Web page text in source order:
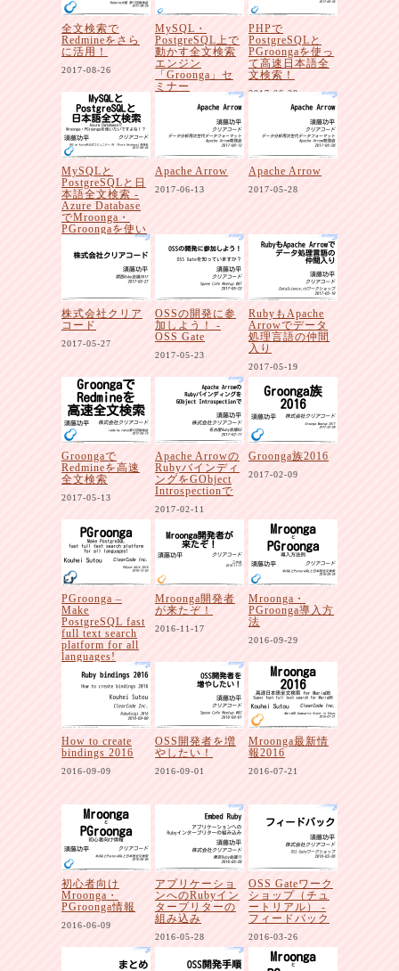
全文検索で
Redmineをさら
に活用！
2017-08-26
MySQL・
PostgreSQL上で
動かす全文検索
エンジン
「Groonga」セ
ミナー
2017-08-01
PHPで
PostgreSQLと
PGroongaを使っ
て高速日本語全
文検索！
2017-06-28
MySQLと
PostgreSQLと日
本語全文検索 -
Azure Database
でMroonga・
PGroongaを使い
ね！？
Apache Arrow
2017-06-13
Apache Arrow
2017-05-28
株式会社クリア
コード
2017-05-27
OSSの開発に参
加しよう！ -
OSS Gate
2017-05-23
RubyもApache
Arrowでデータ
処理言語の仲間
入り
2017-05-19
Groongaで
Redmineを高速
全文検索
2017-05-13
Apache Arrowの
Rubyバインディ
ングをGObject
Introspectionで
2017-02-11
Groonga族2016
2017-02-09
PGroonga –
Make
PostgreSQL fast
full text search
platform for all
languages!
2016-12-03
Mroonga開発者
が来たぞ！
2016-11-17
Mroonga・
PGroonga導入方
法
2016-09-29
How to create
bindings 2016
2016-09-09
OSS開発者を増
やしたい！
2016-09-01
Mroonga最新情
報2016
2016-07-21
初心者向け
Mroonga・
PGroonga情報
2016-06-09
アプリケーショ
ンへのRubyイン
タープリターの
組み込み
2016-05-28
OSS Gateワーク
ショップ（チュ
ートリアル） -
フィードバック
2016-03-26